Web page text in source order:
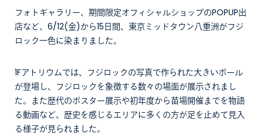
フォトギャラリー、期間限定オフィシャルショップのPOPUP出
店など、6/12(金)から15日間、東京ミッドタウン八重洲がフジ
ロック一色に染まりました。
1Fアトリウムでは、フジロックの写真で作られた大きいポール
が登場し、フジロックを象徴する数々の場面が展示されまし
た。また歴代のポスター展示や初年度から苗場開催までを物語
る動画など、歴史を感じるエリアに多くの方が足を止めて見入
る様子が見られました。